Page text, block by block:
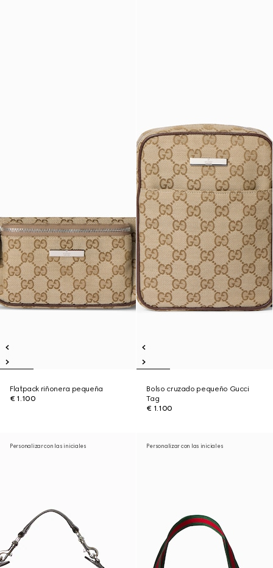
Flatpack riñonera pequeña
€ 1.100
Bolso cruzado pequeño Gucci
Tag
€ 1.100
Personalizar con las iniciales Personalizar con las iniciales